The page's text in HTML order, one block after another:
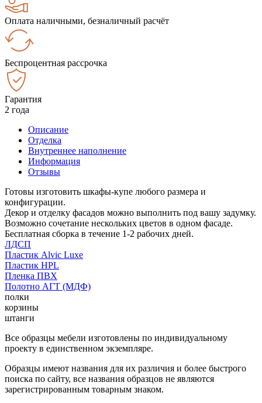
Оплата наличными, безналичный расчёт
Беспроцентная рассрочка
Гарантия
2 года
Описание
Отделка
Внутреннее наполнение
Информация
Отзывы
Готовы изготовить шкафы-купе любого размера и
конфигурации.
Декор и отделку фасадов можно выполнить под вашу задумку.
Возможно сочетание нескольких цветов в одном фасаде.
Бесплатная сборка в течение 1-2 рабочих дней.
ЛДСП
Пластик Alvic Luxe
Пластик HPL
Пленка ПВХ
Полотно АГТ (МДФ)
полки
корзины
штанги
Все образцы мебели изготовлены по индивидуальному
проекту в единственном экземпляре.
Образцы имеют названия для их различия и более быстрого
поиска по сайту, все названия образцов не являются
зарегистрированным товарным знаком.